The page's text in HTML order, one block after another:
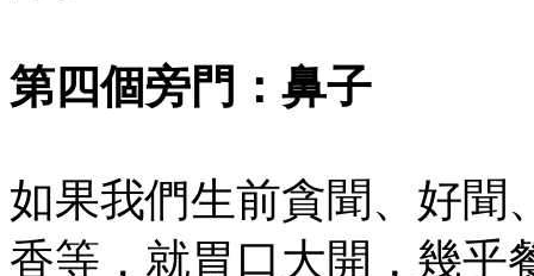
第四個旁門：鼻子
如果我們生前貪聞、好聞
香等，就胃口大開，幾乎